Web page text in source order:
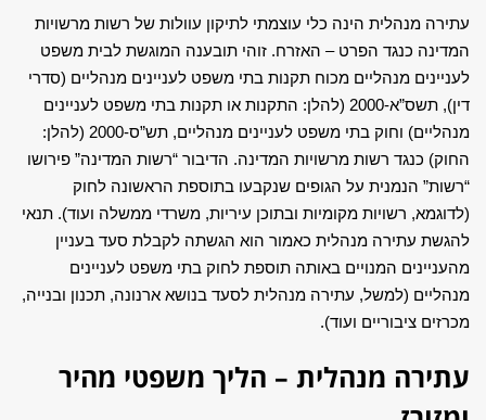
עתירה מנהלית הינה כלי עוצמתי לתיקון עוולות של רשות מרשויות
המדינה כנגד הפרט – האזרח. זוהי תובענה המוגשת לבית משפט
לעניינים מנהליים מכוח תקנות בתי משפט לעניינים מנהליים (סדרי
דין), תשס”א-2000 (להלן: התקנות או תקנות בתי משפט לעניינים
מנהליים) וחוק בתי משפט לעניינים מנהליים, תש”ס-2000 (להלן:
החוק) כנגד רשות מרשויות המדינה. הדיבור “רשות המדינה” פירושו
“רשות” הנמנית על הגופים שנקבעו בתוספת הראשונה לחוק
(לדוגמא, רשויות מקומיות ובתוכן עיריות, משרדי ממשלה ועוד). תנאי
להגשת עתירה מנהלית כאמור הוא הגשתה לקבלת סעד בעניין
מהעניינים המנויים באותה תוספת לחוק בתי משפט לעניינים
מנהליים (למשל, עתירה מנהלית לסעד בנושא ארנונה, תכנון ובנייה,
מכרזים ציבוריים ועוד).
עתירה מנהלית – הליך משפטי מהיר